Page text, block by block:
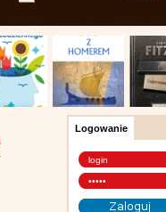
Logowanie